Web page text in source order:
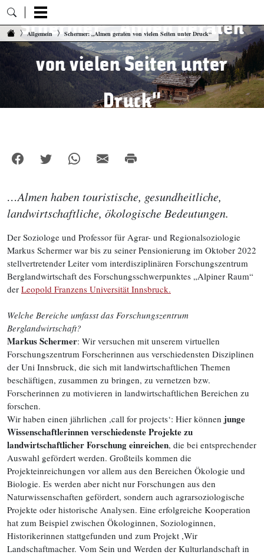
Zum Inhalt springen
Allgemein Schermer: „Almen geraten von vielen Seiten unter Druck“
Schermer: „Almen geraten
von vielen Seiten unter
Druck“
…Almen haben touristische, gesundheitliche,
landwirtschaftliche, ökologische Bedeutungen.
Der Soziologe und Professor für Agrar- und Regionalsoziologie
Markus Schermer war bis zu seiner Pensionierung im Oktober 2022
stellvertretender Leiter vom interdisziplinären Forschungszentrum
Berglandwirtschaft des Forschungsschwerpunktes „Alpiner Raum“
der Leopold Franzens Universität Innsbruck.
Welche Bereiche umfasst das Forschungszentrum
Berglandwirtschaft?
Markus Schermer: Wir versuchen mit unserem virtuellen
Forschungszentrum Forscherinnen aus verschiedensten Disziplinen
der Uni Innsbruck, die sich mit landwirtschaftlichen Themen
beschäftigen, zusammen zu bringen, zu vernetzen bzw.
Forscherinnen zu motivieren in landwirtschaftlichen Bereichen zu
forschen.
Wir haben einen jährlichen ,call for projects‘: Hier können junge
Wissenschaftlerinnen verschiedenste Projekte zu
landwirtschaftlicher Forschung einreichen, die bei entsprechender
Auswahl gefördert werden. Großteils kommen die
Projekteinreichungen vor allem aus den Bereichen Ökologie und
Biologie. Es werden aber nicht nur Forschungen aus den
Naturwissenschaften gefördert, sondern auch agrarsoziologische
Projekte oder historische Analysen. Eine erfolgreiche Kooperation
hat zum Beispiel zwischen Ökologinnen, Soziologinnen,
Historikerinnen stattgefunden und zum Projekt ,Wir
Landschaftmacher. Vom Sein und Werden der Kulturlandschaft in